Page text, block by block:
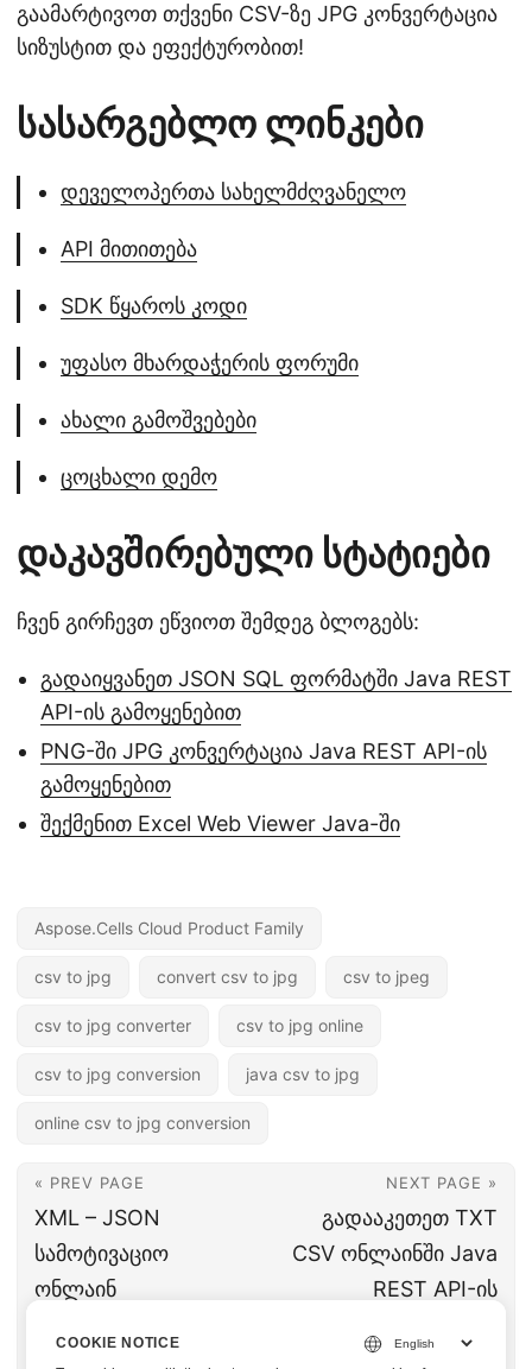
გაამარტივოთ თქვენი CSV-ზე JPG კონვერტაცია
სიზუსტით და ეფექტურობით!
სასარგებლო ლინკები
დეველოპერთა სახელმძღვანელო
API მითითება
SDK წყაროს კოდი
უფასო მხარდაჭერის ფორუმი
ახალი გამოშვებები
ცოცხალი დემო
დაკავშირებული სტატიები
ჩვენ გირჩევთ ეწვიოთ შემდეგ ბლოგებს:
გადაიყვანეთ JSON SQL ფორმატში Java REST
API-ის გამოყენებით
PNG-ში JPG კონვერტაცია Java REST API-ის
გამოყენებით
შექმენით Excel Web Viewer Java-ში
Aspose.Cells Cloud Product Family
csv to jpg convert csv to jpg csv to jpeg
csv to jpg converter csv to jpg online
csv to jpg conversion java csv to jpg
online csv to jpg conversion
« PREV PAGE
XML – JSON
სამოტივაციო
ონლაინ
NEXT PAGE »
გადააკეთეთ TXT
CSV ონლაინში Java
REST API-ის
სწრაფი და მარტივი
COOKIE NOTICE